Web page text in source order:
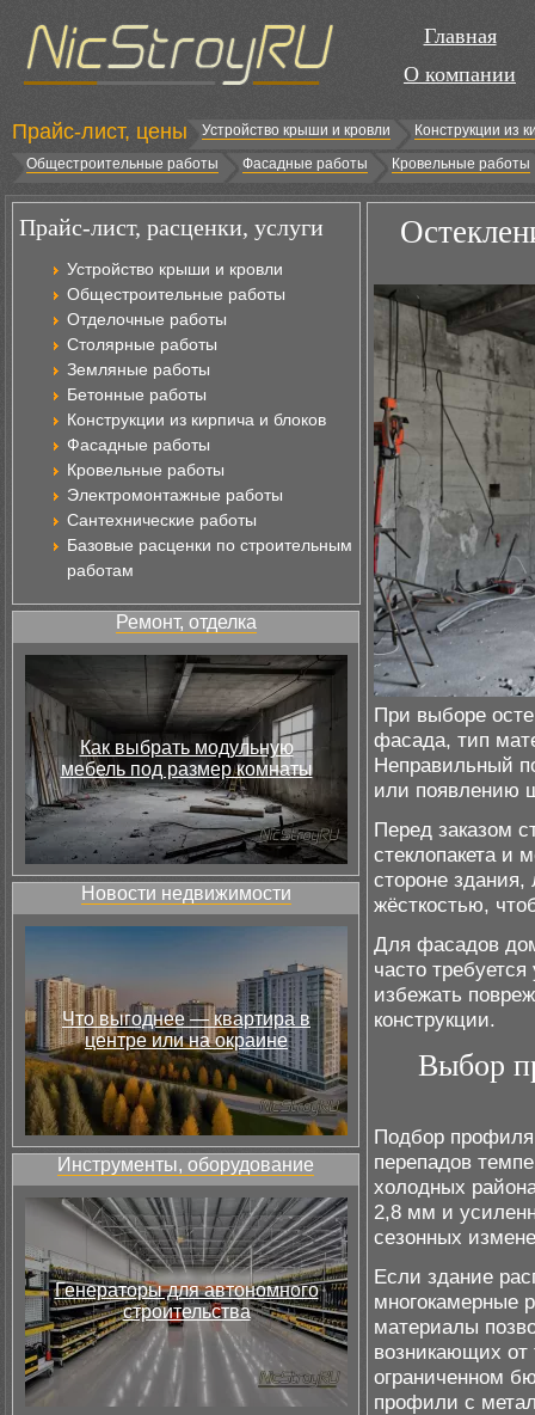
Главная
О компании
Прайс-лист, цены Устройство крыши и кровли
Конструкции из
Общестроительные работы
Фасадные работы Кровельные работы
Прайс-лист, расценки, услуги
Устройство крыши и кровли
Общестроительные работы
Отделочные работы
Столярные работы
Земляные работы
Бетонные работы
Конструкции из кирпича и блоков
Фасадные работы
Кровельные работы
Электромонтажные работы
Сантехнические работы
Базовые расценки по строительным
работам
Ремонт, отделка
Как выбрать модульную
мебель под размер комнаты
Новости недвижимости
Что выгоднее — квартира в
центре или на окраине
Инструменты, оборудование
Генераторы для автономного
строительства
При выборе
фасада, тип
Неправильный
или появлению
Перед заказом
стеклопакета и
стороне
жёсткостью,
Для фасадов
часто
избежать
конструкции.
Выбор
Подбор профиля
перепадов
холодных
2,8 мм и
сезонных
Если здание
многокамерные
материалы
возникающих от
ограниченном
профили с